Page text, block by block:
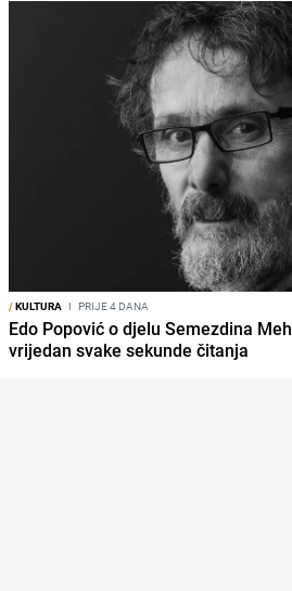
/KULTURA I PRIJE 4 DANA
Edo Popović o djelu Semezdina
vrijedan svake sekunde čitanja